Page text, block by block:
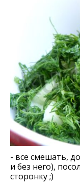
- все смешать,
и без него),
сторонку ;)